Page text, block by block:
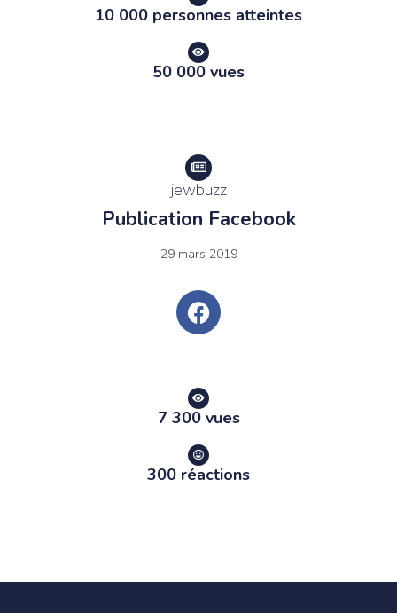
50 000 vues
10 000 personnes atteintes
jewbuzz
Publication Facebook
29 mars 2019
7 300 vues
300 réactions